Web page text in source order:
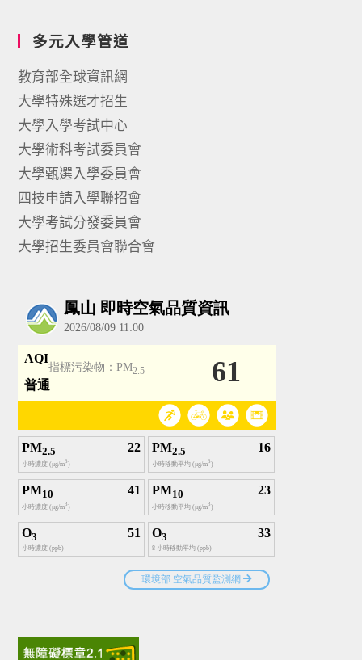
多元入學管道
教育部全球資訊網
大學特殊選才招生
大學入學考試中心
大學術科考試委員會
大學甄選入學委員會
四技申請入學聯招會
大學考試分發委員會
大學招生委員會聯合會